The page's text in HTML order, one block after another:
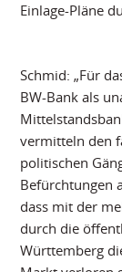
Einlage-Pläne
Schmid: „Für
BW-Bank als
vermitteln den
politischen
Befürchtungen
dass mit der
durch die
Württemberg